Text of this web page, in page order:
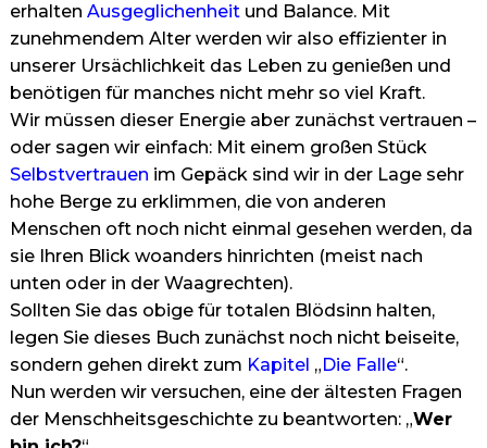
erhalten Ausgeglichenheitund Balance. Mit
zunehmendem Alter werden wir also effizienter in
unserer Ursächlichkeit das Leben zu genießen und
benötigen für manches nicht mehr so viel Kraft.
Wir müssen dieser Energie aber zunächst vertrauen –
oder sagen wir einfach: Mit einem großen Stück
Selbstvertrauen im Gepäck sind wir in der Lage sehr
hohe Berge zu erklimmen, die von anderen
Menschen oft noch nicht einmal gesehen werden, da
sie Ihren Blick woanders hinrichten (meist nach
unten oder in der Waagrechten).
Sollten Sie das obige für totalen Blödsinn halten,
legen Sie dieses Buch zunächst noch nicht beiseite,
sondern gehen direkt zum Kapitel „ Die Falle“.
Nun werden wir versuchen, eine der ältesten Fragen
der Menschheitsgeschichte zu beantworten: „Wer